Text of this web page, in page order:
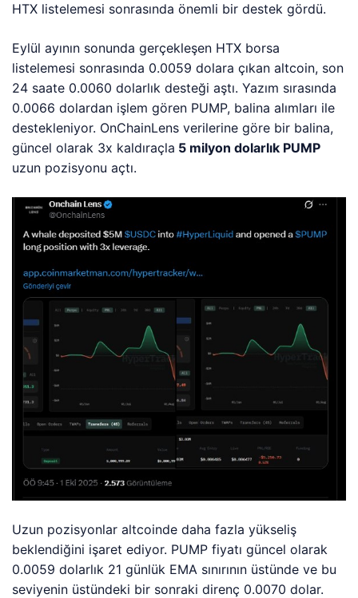
HTX listelemesi sonrasında önemli bir destek gördü.
Eylül ayının sonunda gerçekleşen HTX borsa
listelemesi sonrasında 0.0059 dolara çıkan altcoin, son
24 saate 0.0060 dolarlık desteği aştı. Yazım sırasında
0.0066 dolardan işlem gören PUMP, balina alımları ile
destekleniyor. OnChainLens verilerine göre bir balina,
güncel olarak 3x kaldıraçla 5 milyon dolarlık PUMP
uzun pozisyonu açtı.
Uzun pozisyonlar altcoinde daha fazla yükseliş
beklendiğini işaret ediyor. PUMP fiyatı güncel olarak
0.0059 dolarlık 21 günlük EMA sınırının üstünde ve bu
seviyenin üstündeki bir sonraki direnç 0.0070 dolar.